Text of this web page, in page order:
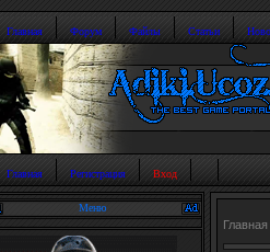
Главная Форум Файлы Статьи
Главная Регистрация Вход
Меню
Главная